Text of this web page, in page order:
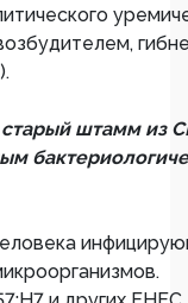
старый штамм из